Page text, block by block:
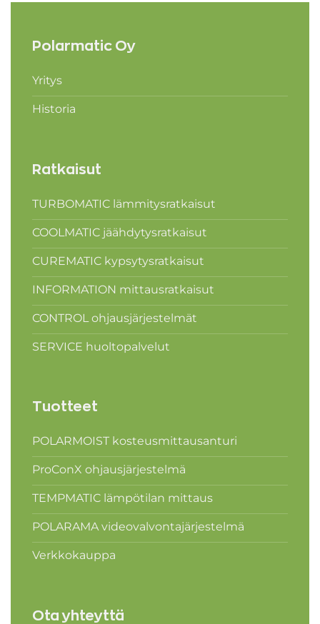
Polarmatic Oy
Yritys
Historia
Ratkaisut
TURBOMATIC lämmitysratkaisut
COOLMATIC jäähdytysratkaisut
CUREMATIC kypsytysratkaisut
INFORMATION mittausratkaisut
CONTROL ohjausjärjestelmät
SERVICE huoltopalvelut
Tuotteet
POLARMOIST kosteusmittausanturi
ProConX ohjausjärjestelmä
TEMPMATIC lämpötilan mittaus
POLARAMA videovalvontajärjestelmä
Verkkokauppa
Ota yhteyttä